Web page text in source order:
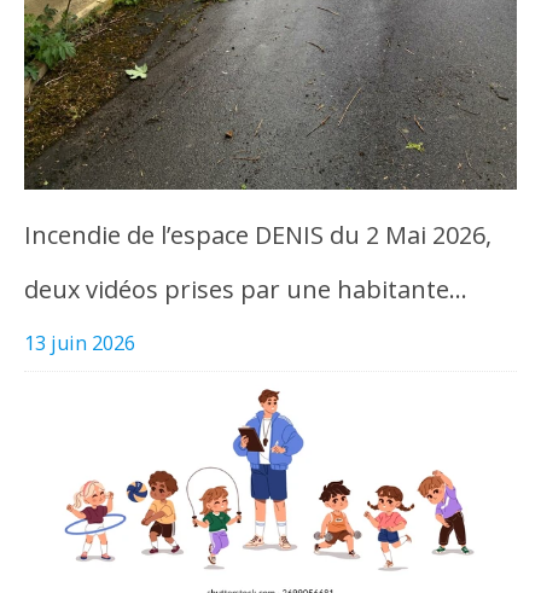
Incendie de l’espace DENIS du 2 Mai 2026,
deux vidéos prises par une habitante…
13 juin 2026